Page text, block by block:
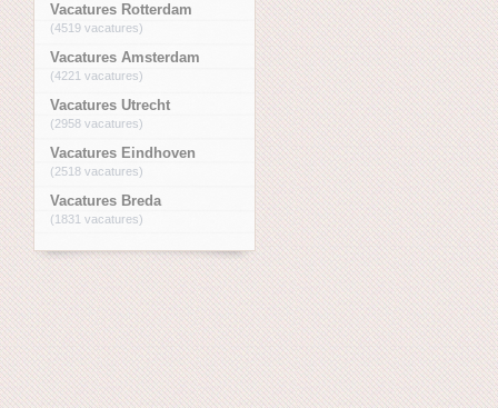
Vacatures Rotterdam
(4519 vacatures)
Vacatures Amsterdam
(4221 vacatures)
Vacatures Utrecht
(2958 vacatures)
Vacatures Eindhoven
(2518 vacatures)
Vacatures Breda
(1831 vacatures)